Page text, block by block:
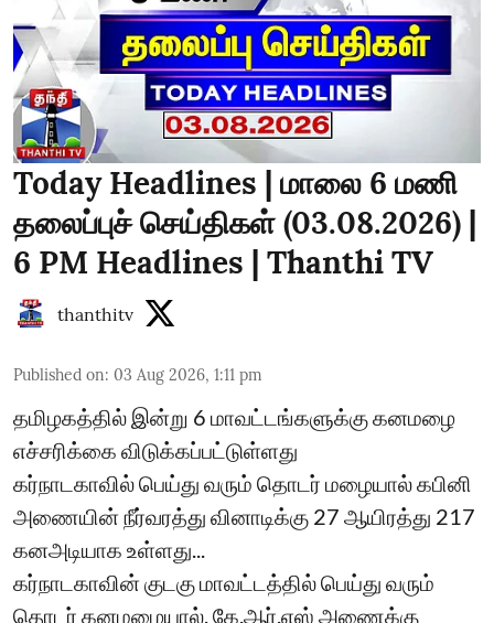
Today Headlines | மாலை 6 மணி
தலைப்புச் செய்திகள் (03.08.2026) |
6 PM Headlines | Thanthi TV
thanthitv
Published on: 03 Aug 2026, 1:11 pm
தமிழகத்தில் இன்று 6 மாவட்டங்களுக்கு கனமழை
எச்சரிக்கை விடுக்கப்பட்டுள்ளது
கர்நாடகாவில் பெய்து வரும் தொடர் மழையால் கபினி
அணையின் நீர்வரத்து வினாடிக்கு 27 ஆயிரத்து 217
கனஅடியாக உள்ளது...
கர்நாடகாவின் குடகு மாவட்டத்தில் பெய்து வரும்
தொடர் கனமழையால், கே.ஆர்.எஸ் அணைக்கு